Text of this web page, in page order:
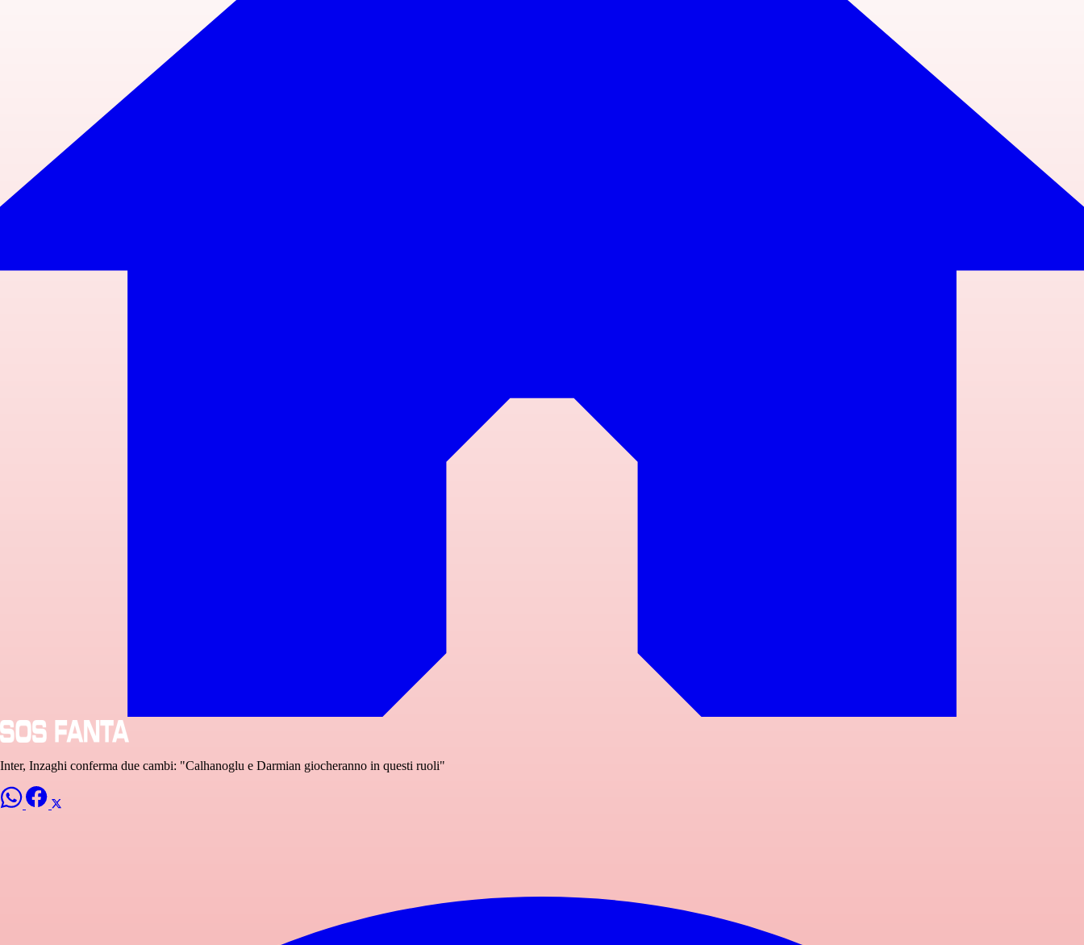
Inter, Inzaghi conferma due cambi: "Calhanoglu e Darmian giocheranno in questi ruoli"